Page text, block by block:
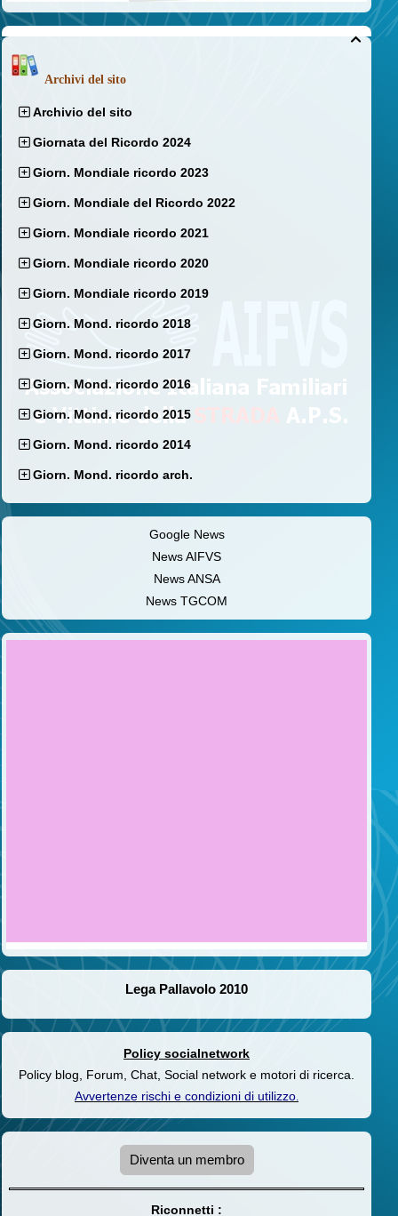

Archivi del sito
Archivio del sito
Giornata del Ricordo 2024
Giorn. Mondiale ricordo 2023
Giorn. Mondiale del Ricordo 2022
Giorn. Mondiale ricordo 2021
Giorn. Mondiale ricordo 2020
Giorn. Mondiale ricordo 2019
Giorn. Mond. ricordo 2018
Giorn. Mond. ricordo 2017
Giorn. Mond. ricordo 2016
Giorn. Mond. ricordo 2015
Giorn. Mond. ricordo 2014
Giorn. Mond. ricordo arch.
Google News
News AIFVS
News ANSA
News TGCOM
Lega Pallavolo 2010
Policy socialnetwork
Policy blog, Forum, Chat, Social network e motori di ricerca.
Avvertenze rischi e condizioni di utilizzo.
Diventa un membro
Riconnetti :